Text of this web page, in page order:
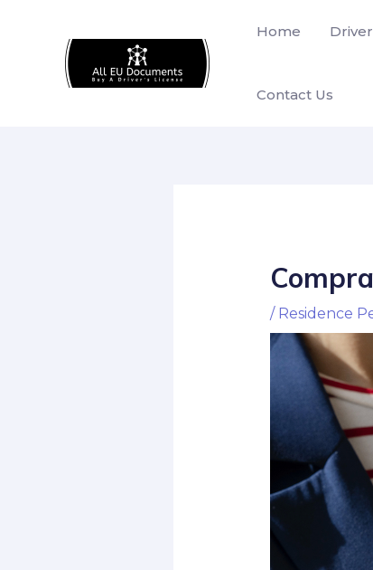
Home
Contact Us
/ Residence